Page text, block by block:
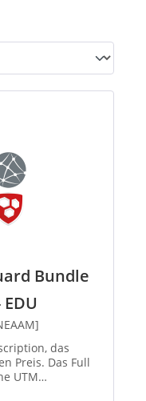
Bundle
das
Preis. Das Full
UTM
Network